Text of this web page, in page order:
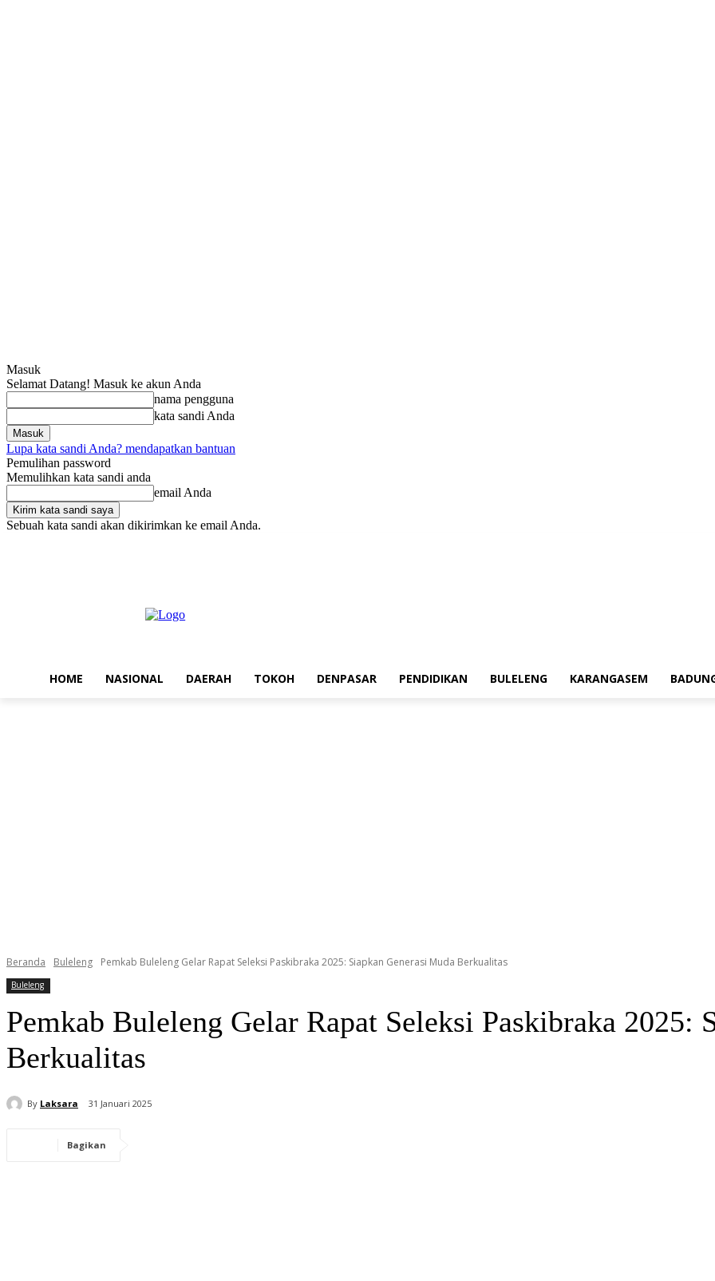
Masuk
Selamat Datang! Masuk ke akun Anda
nama pengguna
kata sandi Anda
Lupa kata sandi Anda? mendapatkan bantuan
Pemulihan password
Memulihkan kata sandi anda
email Anda
Sebuah kata sandi akan dikirimkan ke email Anda.
HOME NASIONAL DAERAH TOKOH DENPASAR PENDIDIKAN BULELENG KARANGASEM
Beranda Buleleng Pemkab Buleleng Gelar Rapat Seleksi Paskibraka 2025: Siapkan Generasi Muda Berkualitas
Buleleng
Pemkab Buleleng Gelar Rapat Seleksi Paskibraka 2025:
Berkualitas
By Laksara 31 Januari 2025
Bagikan